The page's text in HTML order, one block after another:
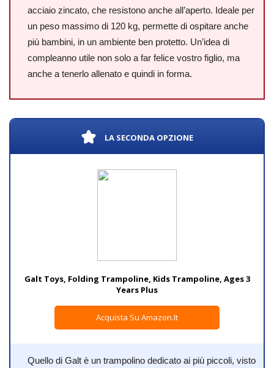
acciaio zincato, che resistono anche all’aperto. Ideale per
un peso massimo di 120 kg, permette di ospitare anche
più bambini, in un ambiente ben protetto. Un’idea di
compleanno utile non solo a far felice vostro figlio, ma
anche a tenerlo allenato e quindi in forma.
LA SECONDA OPZIONE
Galt Toys, Folding Trampoline, Kids Trampoline, Ages 3
Years Plus
Acquista Su Amazon.it
Quello di Galt è un trampolino dedicato ai più piccoli, visto